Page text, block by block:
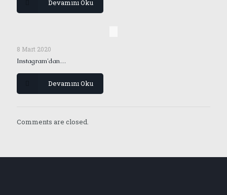
Devamını Oku
8 Mart 2020
Instagram'dan…
Devamını Oku
Comments are closed.